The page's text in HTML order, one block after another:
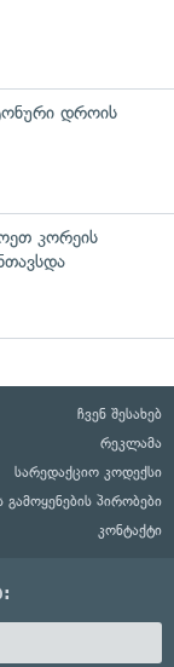
დროის
კორეის
ჩვენ შესახებ
რეკლამა
სარედაქციო კოდექსი
გამოყენების პირობები
კონტაქტი